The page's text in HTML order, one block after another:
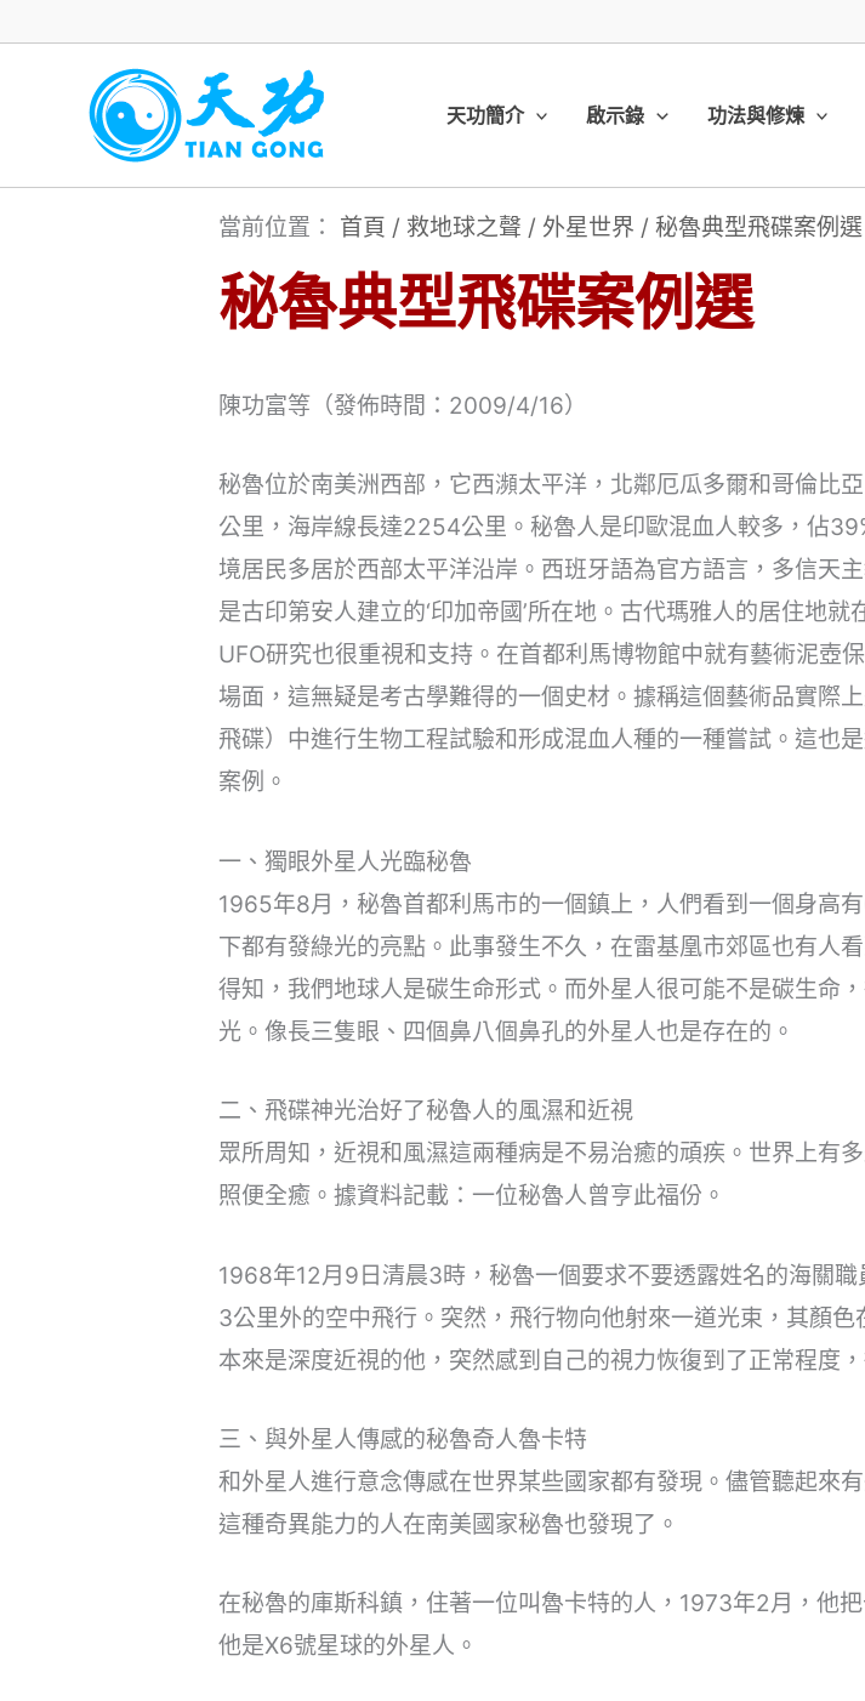
內
天功簡介 啟示錄 功法與修煉
當前位置： 首頁 / 救地球之聲 / 外星世界 / 秘魯典型飛碟案例選
秘魯典型飛碟案例選
陳功富等（發佈時間：2009/4/16）
秘魯位於南美洲西部，它西瀕太平洋，北鄰厄瓜多爾和哥倫比
公里，海岸線長達2254公里。秘魯人是印歐混血人較多，佔
境居民多居於西部太平洋沿岸。西班牙語為官方語言，多信天
是古印第安人建立的‘印加帝國’所在地。古代瑪雅人的居住地
UFO研究也很重視和支持。在首都利馬博物館中就有藝術泥壺
場面，這無疑是考古學難得的一個史材。據稱這個藝術品實際
飛碟）中進行生物工程試驗和形成混血人種的一種嘗試。這也
案例。
一、獨眼外星人光臨秘魯
1965年8月，秘魯首都利馬市的一個鎮上，人們看到一個身高
下都有發綠光的亮點。此事發生不久，在雷基凰市郊區也有人
得知，我們地球人是碳生命形式。而外星人很可能不是碳生命
光。像長三隻眼、四個鼻八個鼻孔的外星人也是存在的。
二、飛碟神光治好了秘魯人的風濕和近視
眾所周知，近視和風濕這兩種病是不易治癒的頑疾。世界上有
照便全癒。據資料記載：一位秘魯人曾亨此福份。
1968年12月9日清晨3時，秘魯一個要求不要透露姓名的海關
3公里外的空中飛行。突然，飛行物向他射來一道光束，其顏
本來是深度近視的他，突然感到自己的視力恢復到了正常程度
三、與外星人傳感的秘魯奇人魯卡特
和外星人進行意念傳感在世界某些國家都有發現。儘管聽起來
這種奇異能力的人在南美國家秘魯也發現了。
在秘魯的庫斯科鎮，住著一位叫魯卡特的人，1973年2月，他
他是X6號星球的外星人。